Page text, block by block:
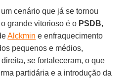
cenário que já se tornou
grande vitorioso é o PSDB,
Alckmin e enfraquecimento
pequenos e médios,
se fortaleceram, o que
partidária e a introdução da